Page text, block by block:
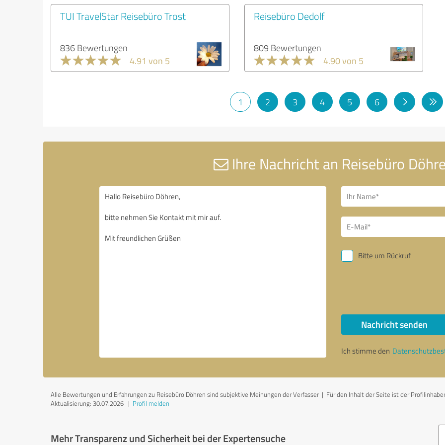
TUI TravelStar Reisebüro Trost
836 Bewertungen
4.91 von 5
Reisebüro Dedolf
809 Bewertungen
4.90 von 5
1 2 3 4 5 6
Ihre Nachricht an Reisebüro
Bitte um Rückruf
Nachricht senden
Ich stimme den
Alle Bewertungen und Erfahrungen zu Reisebüro Döhren sind subjektive Meinungen der Verfasser | Für den Inhalt der Seite ist der
Aktualisierung: 30.07.2026 | Profil melden
Mehr Transparenz und Sicherheit bei der Expertensuche